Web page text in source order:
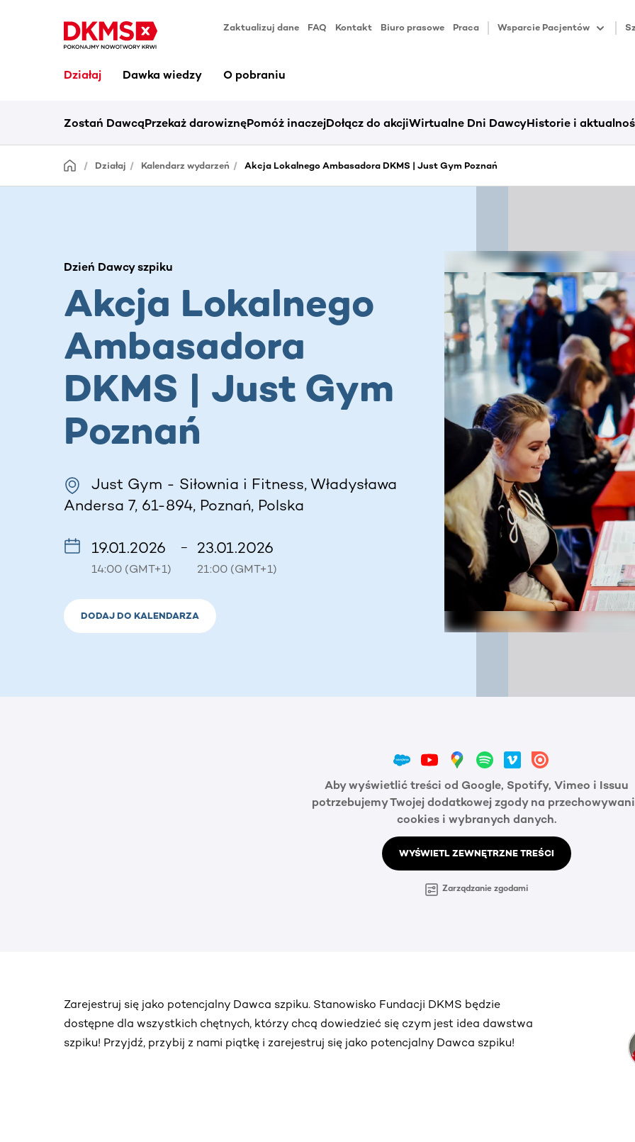
Zaktualizuj dane FAQ Kontakt Biuro prasowe Praca Wsparcie Pacjentów
Działaj Dawka wiedzy O pobraniu
Zostań DawcąPrzekaż darowiznęPomóż inaczejDołącz do akcjiWirtualne Dni DawcyHistorie i
Działaj Kalendarz wydarzeń Akcja Lokalnego Ambasadora DKMS | Just Gym Poznań
Dzień Dawcy szpiku
Akcja Lokalnego
Ambasadora
DKMS | Just Gym
Poznań
Just Gym - Siłownia i Fitness, Władysława
Andersa 7, 61-894, Poznań, Polska
19.01.2026
14:00 (GMT+1)
– 23.01.2026
21:00 (GMT+1)
DODAJ DO KALENDARZA
Aby wyświetlić treści od Google, Spotify, Vimeo i Issuu
potrzebujemy Twojej dodatkowej zgody na
cookies i wybranych danych.
WYŚWIETL ZEWNĘTRZNE TREŚCI
Zarządzanie zgodami
Zarejestruj się jako potencjalny Dawca szpiku. Stanowisko Fundacji DKMS będzie
dostępne dla wszystkich chętnych, którzy chcą dowiedzieć się czym jest idea dawstwa
szpiku! Przyjdź, przybij z nami piątkę i zarejestruj się jako potencjalny Dawca szpiku!